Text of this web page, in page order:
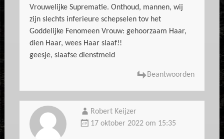
Vrouwelijke Suprematie. Onthoud, mannen, wij
zijn slechts inferieure schepselen tov het
Goddelijke Fenomeen Vrouw: gehoorzaam Haar,
dien Haar, wees Haar slaaf!!
geesje, slaafse dienstmeid
Beantwoorden
Robert Keijzer
17 oktober 2022 om 15:35